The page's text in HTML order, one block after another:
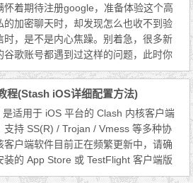
近与观看者的距离。接下来我们将推荐
外最多人使用的直播 APP 给大家。 Tw
可以说...
怀着期待注册google，准备体验这个高
的加密聊天时，却发现怎么也收不到验
时，是不是内心焦躁。别着急，很多新
谷歌账号都遇到过这样的问题，此时你
经打开浏览器开始谷歌「注册谷歌goo
报/纸飞机 App 中国手机号收不到验证
办？ 无法接收google短信验证码的原
软件未正常开启 手机运营商问题 goog
宕机 检查外网软件是否正常开启 由于g
务器被屏...
程(Stash iOS详细配置方法)
是适用于 iOS 平台的 Clash 内核客户端
支持 SS(R) / Trojan / Vmess 等多种协
客户端软件目前正在频繁更新中，请确
装的 App Store 或 TestFlight 客户端版
于1.2.0。Stash 1.3.0 (Build 128) 以后